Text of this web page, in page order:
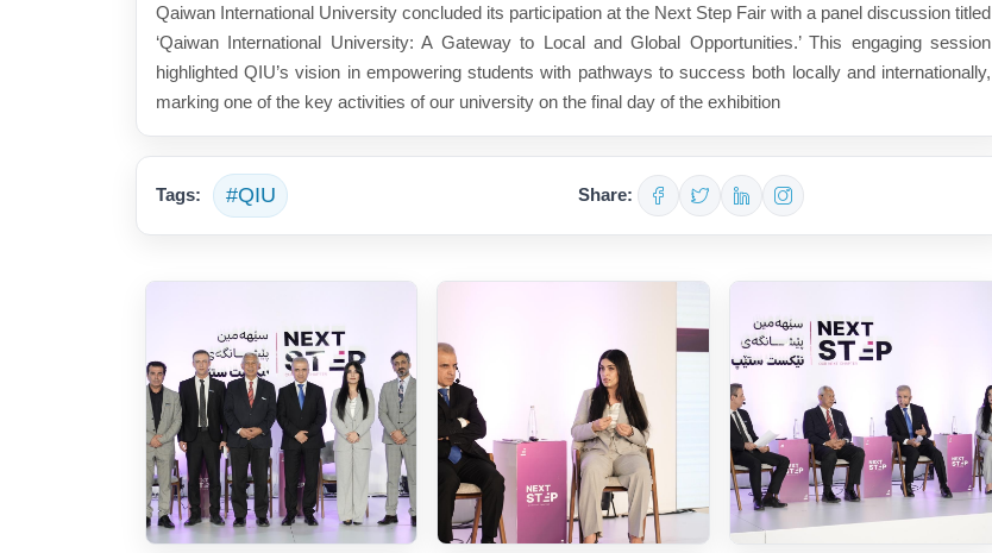
Qaiwan International University concluded its participation at the Next Step Fair with a panel discussion titled
‘Qaiwan International University: A Gateway to Local and Global Opportunities.’ This engaging session
highlighted QIU’s vision in empowering students with pathways to success both locally and internationally,
marking one of the key activities of our university on the final day of the exhibition
Tags: #QIU Share: